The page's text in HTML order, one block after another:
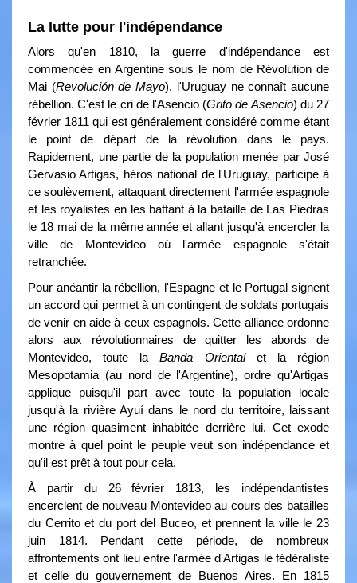
La lutte pour l'indépendance
Alors qu'en 1810, la guerre d'indépendance est
commencée en Argentine sous le nom de Révolution de
Mai (Revolución de Mayo), l'Uruguay ne connaît aucune
rébellion. C'est le cri de l'Asencio (Grito de Asencio) du 27
février 1811 qui est généralement considéré comme étant
le point de départ de la révolution dans le pays.
Rapidement, une partie de la population menée par José
Gervasio Artigas, héros national de l'Uruguay, participe à
ce soulèvement, attaquant directement l'armée espagnole
et les royalistes en les battant à la bataille de Las Piedras
le 18 mai de la même année et allant jusqu'à encercler la
ville de Montevideo où l'armée espagnole s'était
retranchée.
Pour anéantir la rébellion, l'Espagne et le Portugal signent
un accord qui permet à un contingent de soldats portugais
de venir en aide à ceux espagnols. Cette alliance ordonne
alors aux révolutionnaires de quitter les abords de
Montevideo, toute laBanda Orientalet la région
Mesopotamia (au nord de l'Argentine), ordre qu'Artigas
applique puisqu'il part avec toute la population locale
jusqu'à la rivière Ayuí dans le nord du territoire, laissant
une région quasiment inhabitée derrière lui. Cet exode
montre à quel point le peuple veut son indépendance et
qu'il est prêt à tout pour cela.
À partir du 26 février 1813, les indépendantistes
encerclent de nouveau Montevideo au cours des batailles
du Cerrito et du port del Buceo, et prennent la ville le 23
juin 1814. Pendant cette période, de nombreux
affrontements ont lieu entre l'armée d'Artigas le fédéraliste
et celle du gouvernement de Buenos Aires. En 1815